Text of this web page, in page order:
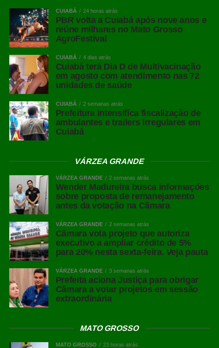
Messenger
LinkedIn
Share
CUIABÁ 24 horas atrás
PBR volta a Cuiabá após nove anos e
reúne milhares no Mato Grosso
AgroFestival
CUIABÁ 4 dias atrás
Cuiabá terá Dia D de Multivacinação
em agosto com atendimento nas 72
unidades de saúde
CUIABÁ 2 semanas atrás
Prefeitura intensifica fiscalização de
ambulantes e trailers irregulares em
Cuiabá
VÁRZEA GRANDE
VÁRZEA GRANDE 2 semanas atrás
Wender Madureira busca informações
sobre proposta de remanejamento
antes da votação na Câmara
VÁRZEA GRANDE 2 semanas atrás
Câmara vota projeto que autoriza
executivo a ampliar crédito de 5%
para 20% nesta sexta-feira. Veja pauta
VÁRZEA GRANDE 3 semanas atrás
Prefeita aciona Justiça para obrigar
Câmara a votar projetos em sessão
extraordinária
MATO GROSSO
MATO GROSSO 23 horas atrás